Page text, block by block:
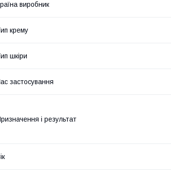
виробник
крему
шкіри
застосування
і результат